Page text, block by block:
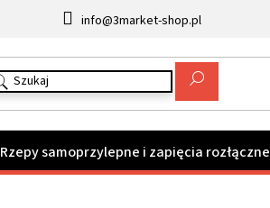
info@3market-shop.pl
Rzepy samoprzylepne i zapięcia rozłączne